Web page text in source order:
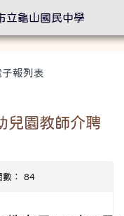
子報列表
兒園教師介聘
數： 84
立龜山國民中學